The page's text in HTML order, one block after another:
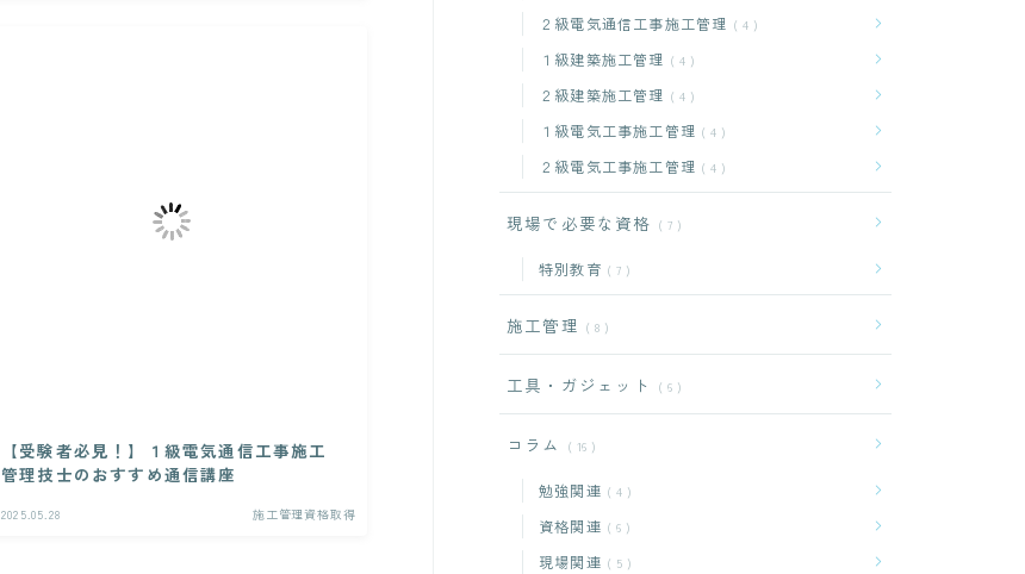
【受験者必見！】１級電気通信工事施工
管理技士のおすすめ通信講座
2025.05.28 施工管理資格取得
２級電気通信工事施工管理 4
１級建築施工管理 4
２級建築施工管理 4
１級電気工事施工管理 4
２級電気工事施工管理 4
現場で必要な資格 7
特別教育 7
施工管理 8
工具・ガジェット 6
コラム 16
勉強関連 4
資格関連 6
現場関連 5